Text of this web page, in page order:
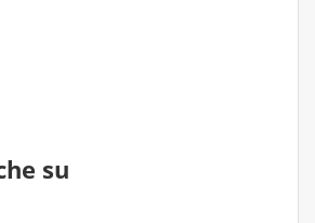
su